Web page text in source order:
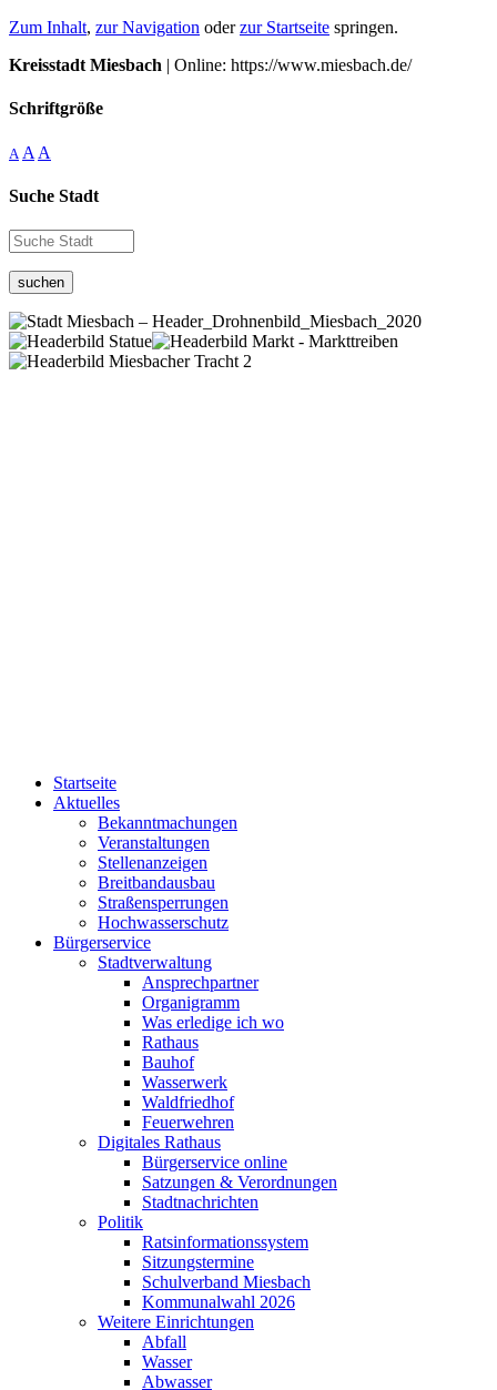
Zum Inhalt, zur Navigation oderzur Startseite springen.
Kreisstadt Miesbach | Online: https://www.miesbach.de/
Schriftgröße
A A A
Suche Stadt
suchen
Startseite
Aktuelles
Bekanntmachungen
Veranstaltungen
Stellenanzeigen
Breitbandausbau
Straßensperrungen
Hochwasserschutz
Bürgerservice
Stadtverwaltung
Ansprechpartner
Organigramm
Was erledige ich wo
Rathaus
Bauhof
Wasserwerk
Waldfriedhof
Feuerwehren
Digitales Rathaus
Bürgerservice online
Satzungen & Verordnungen
Stadtnachrichten
Politik
Ratsinformationssystem
Sitzungstermine
Schulverband Miesbach
Kommunalwahl 2026
Weitere Einrichtungen
Abfall
Wasser
Abwasser